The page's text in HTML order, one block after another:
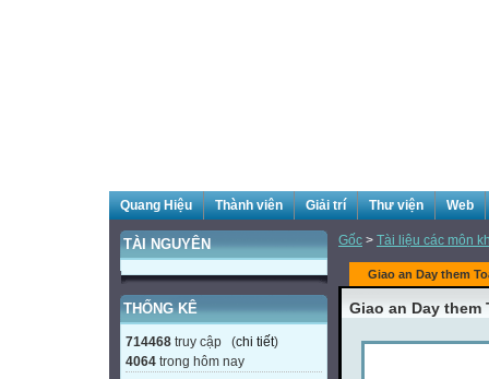
Quang Hiệu Thành viên Giải trí Thư viện Web
TÀI NGUYÊN
THỐNG KÊ
714468 truy cập (chi tiết)
4064 trong hôm nay
Gốc > Tài liệu các môn
Giao an Day them
Giao an Day them